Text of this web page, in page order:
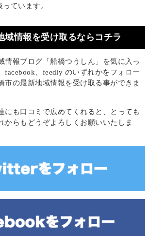
っています。
域情報を受け取るならコチラ
情報ブログ「船橋つうしん」を気に入っ
facebook、feedly のいずれかをフォロー
市の最新地域情報を受け取る事ができま
にも口コミで広めてくれると、とっても
からもどうぞよろしくお願いいたしま